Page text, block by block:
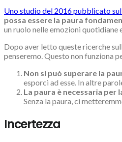
Uno studio del 2016 pubblicato
possa essere la paura
un ruolo nelle emozioni quotidiane
Dopo aver letto queste ricerche
penseremo. Questo non funziona
Non si può superare la
esporci ad esse. In altre
La paura è necessaria per
Senza la paura, ci
Incertezza